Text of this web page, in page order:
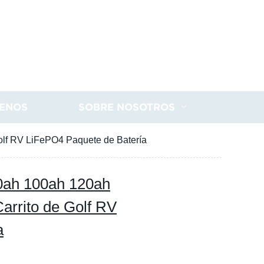
SOBRE NOSOTROS
RV LiFePO4 Paquete de Batería
100ah 120ah
de Golf RV